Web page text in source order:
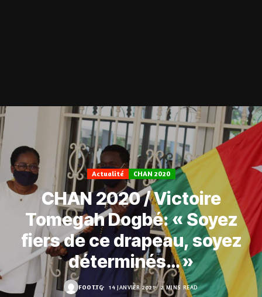
Actualité CHAN 2020
CHAN 2020 / Victoire
Tomegah Dogbé: « Soyez
fiers de ce drapeau, soyez
déterminés… »
FOOT.TG 14 JANVIER 2021 2 MINS READ